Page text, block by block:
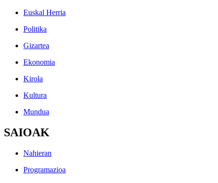
Euskal Herria
Politika
Gizartea
Ekonomia
Kirola
Kultura
Mundua
SAIOAK
Nahieran
Programazioa